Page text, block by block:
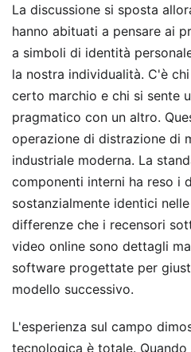
La discussione si sposta
hanno abituati a pensare ai
a simboli di identità
la nostra individualità. C'è
certo marchio e chi si sente
pragmatico con un altro.
operazione di distrazione di
industriale moderna. La
componenti interni ha reso i
sostanzialmente identici
differenze che i recensori
video online sono dettagli
software progettate per
modello successivo.
L'esperienza sul campo
tecnologica è totale.